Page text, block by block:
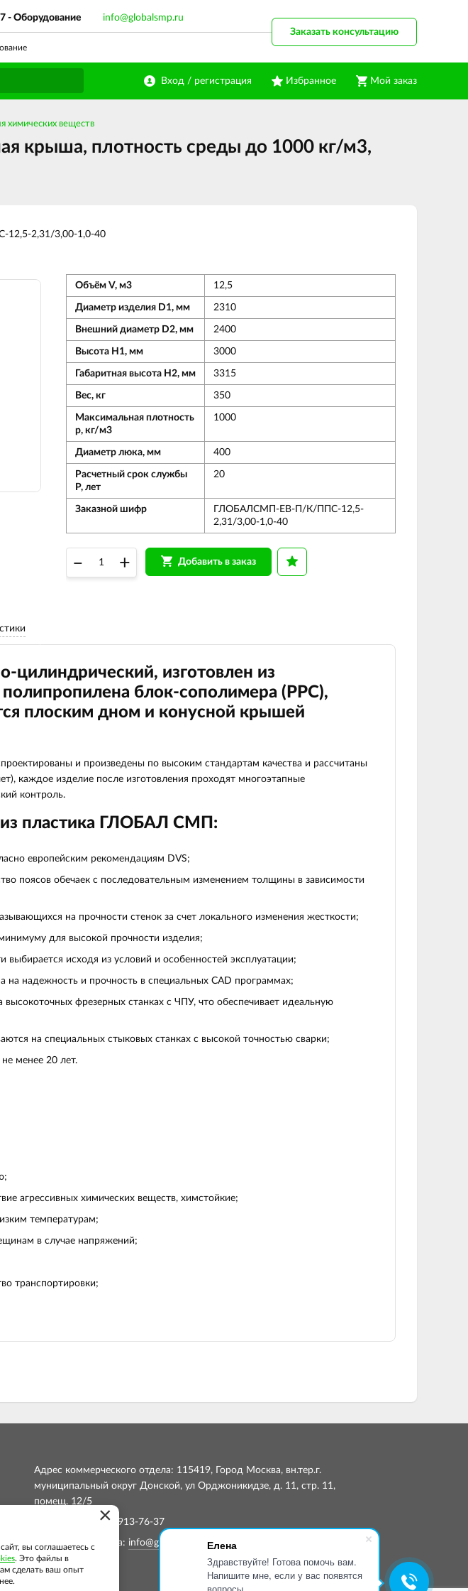
Елена
Здравствуйте! Готова помочь вам.
Напишите мне, если у вас появятся
- Оборудование info@globalsmp.ru
Вход / регистрация Избранное Мой заказ
Заказать консультацию
химических веществ
крыша, плотность среды до 1000 кг/м3,
2,31/3,00-1,0-40
Объём V, м3 12,5
Диаметр изделия D1, мм 2310
Внешний диаметр D2, мм 2400
Высота Н1, мм 3000
Габаритная высота Н2, мм 3315
Вес, кг 350
Максимальная плотность
р, кг/м3
1000
Диаметр люка, мм 400
Расчетный срок службы
Р, лет
20
Заказной шифр
ГЛОБАЛСМП-ЕВ-П/К/ППС-12,5-
2,31/3,00-1,0-40
– + Добавить в заказ
цилиндрический, изготовлен из
полипропилена блок-сополимера ( PPC),
плоским дном и конусной крышей
и произведены по высоким стандартам качества и рассчитаны
каждое изделие после изготовления проходят многоэтапные
контроль.
из пластика ГЛОБАЛ СМП:
европейским рекомендациям DVS;
поясов обечаек с последовательным изменением толщины в зависимости
на прочности стенок за счет локального изменения жесткости;
для высокой прочности изделия;
исходя из условий и особенностей эксплуатации;
на надежность и прочность в специальных CAD программах;
высокоточных фрезерных станках с ЧПУ, что обеспечивает идеальную
на специальных стыковых станках с высокой точностью сварки;
менее 20 лет.
агрессивных химических веществ, химстойкие;
температурам;
в случае напряжений;
транспортировки;
Адрес коммерческого отдела: 115419, Город Москва, вн.тер.г.
муниципальный округ Донской, ул Орджоникидзе, д. 11, стр. 11,
помещ. 12/5
Телефон: +7 (913) 913-76-37
Электронная почта: info@globalsmp.ru
×
вы соглашаетесь с
. Это файлы в
сделать ваш опыт